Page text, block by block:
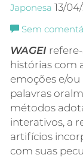
Japonesa 13/
Sem
WAGEI
histórias com
emoções e/ou
palavras
métodos
interativos, a
artifícios
com suas